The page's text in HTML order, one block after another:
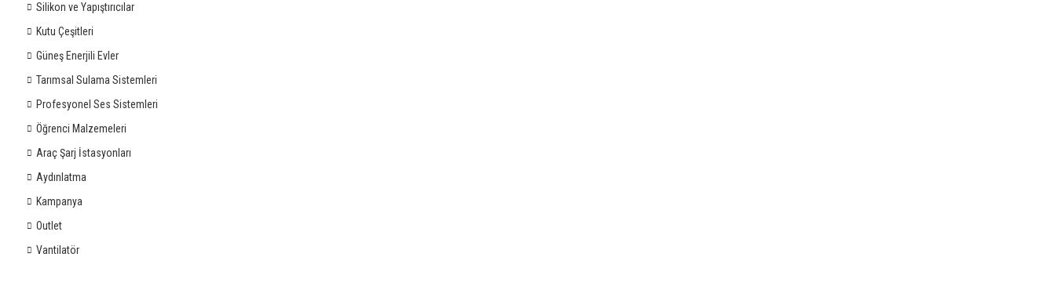
Silikon ve Yapıştırıcılar
Kutu Çeşitleri
Güneş Enerjili Evler
Tarımsal Sulama Sistemleri
Profesyonel Ses Sistemleri
Öğrenci Malzemeleri
Araç Şarj İstasyonları
Aydınlatma
Kampanya
Outlet
Vantilatör